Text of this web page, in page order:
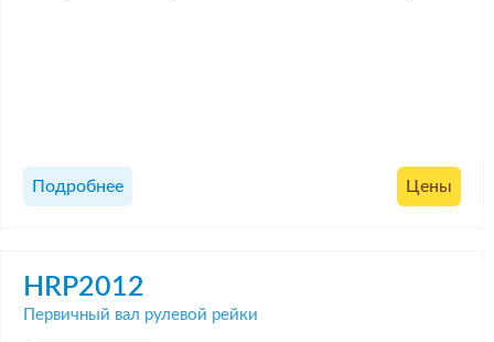
Подробнее Цены
HRP2012
Первичный вал рулевой рейки